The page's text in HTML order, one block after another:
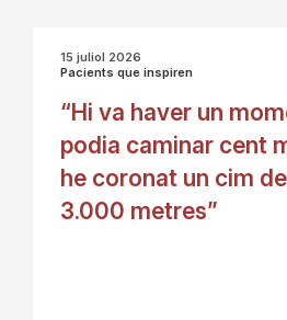
15 juliol 2026
Pacients que inspiren
“Hi va haver un
podia caminar cent
he coronat un cim
3.000 metres”